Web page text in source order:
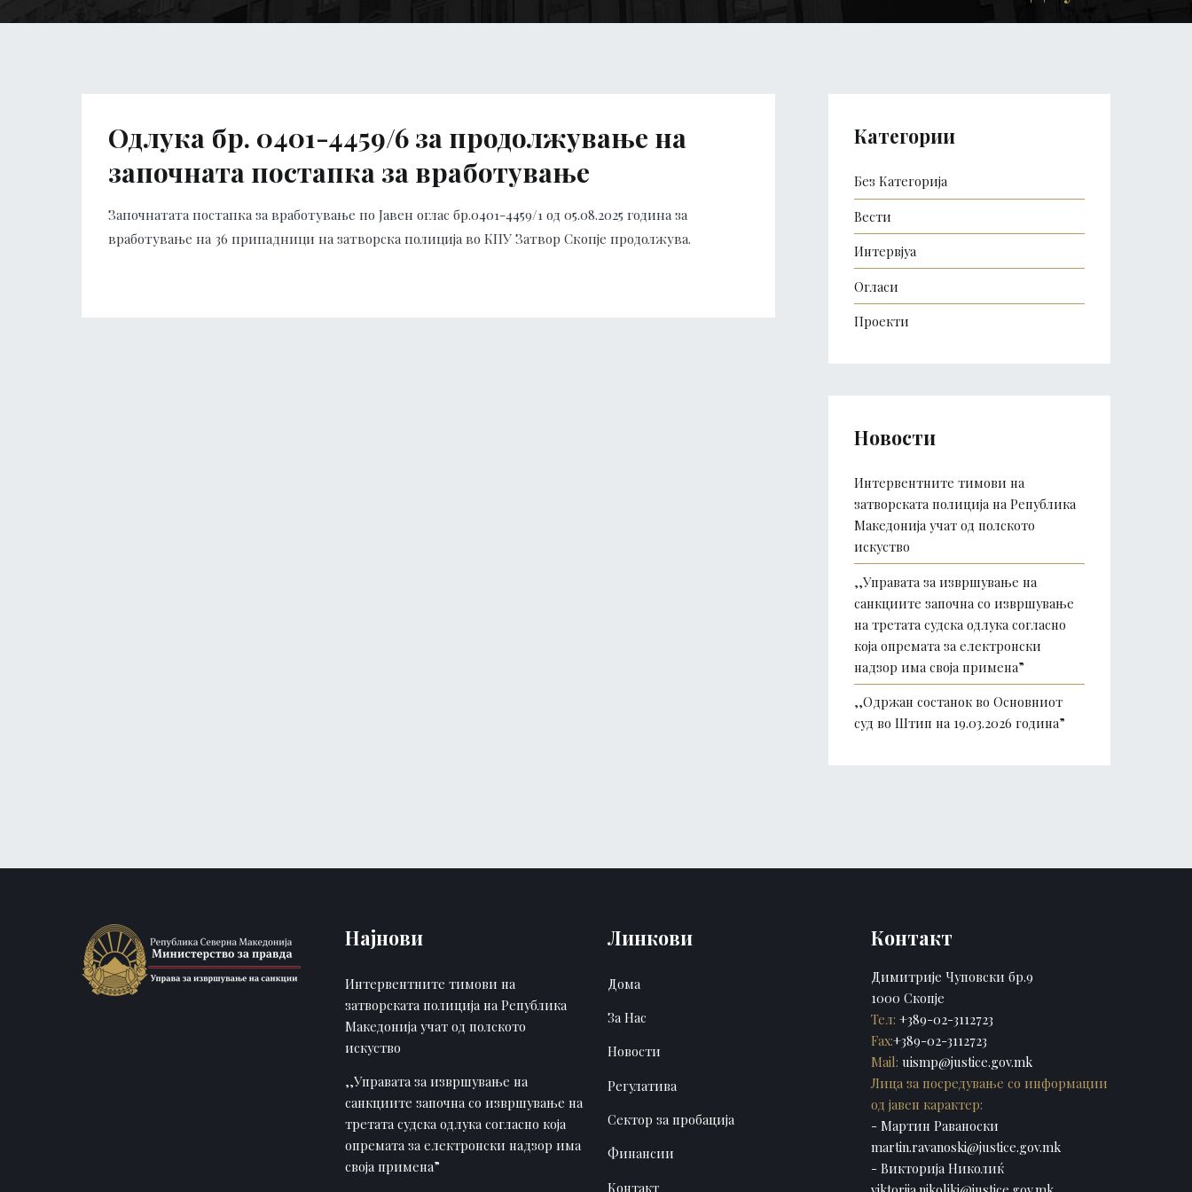
Одлука бр. 0401-4459/6 за продолжување на
започната постапка за вработување
Започнатата постапка за вработување по Јавен оглас бр.0401-4459/1 од 05.08.2025 година за
вработување на 36 припадници на затворска полиција во КПУ Затвор Скопје продолжува.
Категории
Без Категорија
Вести
Интервјуа
Огласи
Проекти
Новости
Интервентните тимови на
затворската полиција на Република
Македонија учат од полското
искуство
,,Управата за извршување на
санкциите започна со извршување
на третата судска одлука согласно
која опремата за електронски
надзор има своја примена”
,,Одржан состанок во Основниот
суд во Штип на 19.03.2026 година”
Најнови
Интервентните тимови на
затворската полиција на Република
Македонија учат од полското
искуство
,,Управата за извршување на
санкциите започна со извршување на
третата судска одлука согласно која
опремата за електронски надзор има
своја примена”
Линкови
Дома
За Нас
Новости
Регулатива
Сектор за пробација
Финансии
Контакт
Контакт
Димитрије Чуповски бр.9
1000 Скопје
Тел: +389-02-3112723
Fax:+389-02-3112723
Mail: uismp@justice.gov.mk
Лица за посредување со информации
од јавен карактер:
- Мартин Раваноски
martin.ravanoski@justice.gov.mk
- Викторија Николиќ